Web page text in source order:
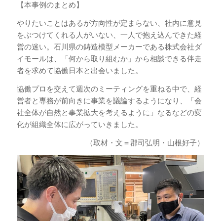
【本事例のまとめ】
やりたいことはあるが方向性が定まらない、社内に意見
をぶつけてくれる人がいない、一人で抱え込んできた経
営の迷い。石川県の鋳造模型メーカーである株式会社ダ
イモールは、「何から取り組むか」から相談できる伴走
者を求めて協働日本と出会いました。
協働プロを交えて週次のミーティングを重ねる中で、経
営者と専務が前向きに事業を議論するようになり、「会
社全体が自然と事業拡大を考えるように」なるなどの変
化が組織全体に広がっていきました。
（取材・文＝郡司弘明・山根好子）